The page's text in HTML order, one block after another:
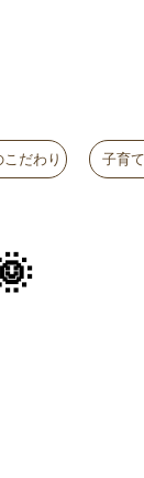
だわり 子育